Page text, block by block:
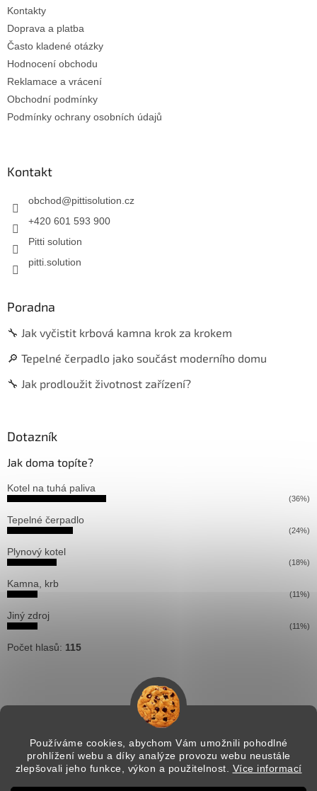
Používáme cookies, abychom Vám umožnili pohodlné
prohlížení webu a díky analýze provozu webu neustále
zlepšovali jeho funkce, výkon a použitelnost. Více informací
Kontakty
Doprava a platba
Často kladené otázky
Hodnocení obchodu
Reklamace a vrácení
Obchodní podmínky
Podmínky ochrany osobních údajů
Kontakt
obchod@pittisolution.cz
+420 601 593 900
Pitti solution
pitti.solution
Poradna
🔧 Jak vyčistit krbová kamna krok za krokem
🔎 Tepelné čerpadlo jako součást moderního domu
🔧 Jak prodloužit životnost zařízení?
Dotazník
Jak doma topíte?
Kotel na tuhá paliva
(36%)
Tepelné čerpadlo
(24%)
Plynový kotel
(18%)
Kamna, krb
(11%)
Jiný zdroj
(11%)
Počet hlasů: 115
Vytvořil Shoptet